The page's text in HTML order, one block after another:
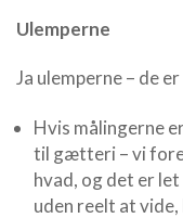
Ulemperne
Ja ulemperne – de
Hvis målingerne
til gætteri – vi
hvad, og det er
uden reelt at